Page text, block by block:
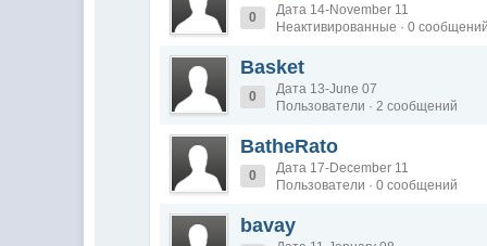
0
Дата 14-November 11
Неактивированные · 0
Basket
0
Дата 13-June 07
Пользователи · 2 сообщений
BatheRato
0
Дата 17-December 11
Пользователи · 0 сообщений
bavay